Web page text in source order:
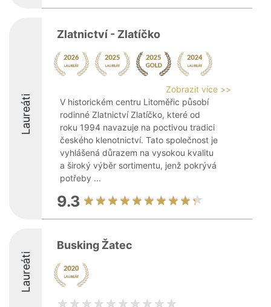
Laureáti
Zlatnictví - Zlatíčko
Zobrazit více >>
V historickém centru Litoměřic působí
rodinné Zlatnictví Zlatíčko, které od
roku 1994 navazuje na poctivou tradici
českého klenotnictví. Tato společnost je
vyhlášená důrazem na vysokou kvalitu
a široký výběr sortimentu, jenž pokrývá
potřeby ...
9.3
Laureáti
Busking Žatec